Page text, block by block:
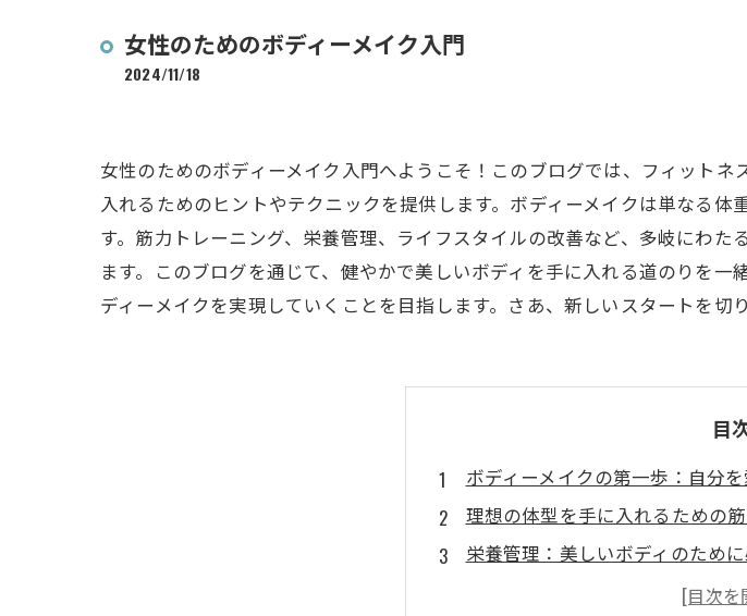
女性のためのボディーメイク入門
2024/11/18
女性のためのボディーメイク入門へようこそ！このブログでは、フィット
入れるためのヒントやテクニックを提供します。ボディーメイクは単なる
す。筋力トレーニング、栄養管理、ライフスタイルの改善など、多岐にわ
ます。このブログを通じて、健やかで美しいボディを手に入れる道のりを
ディーメイクを実現していくことを目指します。さあ、新しいスタートを切
目
ボディーメイクの第一歩：自分
理想の体型を手に入れるための
栄養管理：美しいボディのため
ライフスタイル改善の秘訣：心